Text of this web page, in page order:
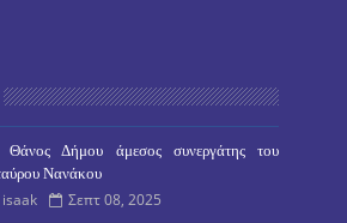
Θάνος Δήμου άμεσος συνεργάτης του
Νανάκου
isaak Σεπτ 08, 2025